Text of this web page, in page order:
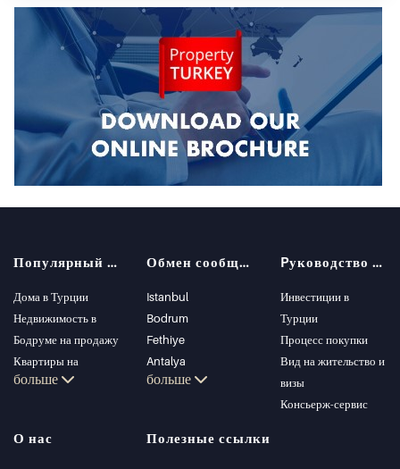
Популярный поиск
Дома в Турции
Недвижимость в
Бодруме на продажу
Квартиры на
продажу в Стамбуле
Квартиры на
больше
Обмен сообщениями
Istanbul
Bodrum
Fethiye
Antalya
Kalkan
Bursa
больше
Pуководство покупателя
Инвестиции в
Турции
Процесс покупки
Вид на жительство и
визы
Консьерж-сервис
О нас Полезные ссылки